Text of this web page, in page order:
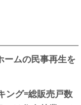
ームの民事再生を
ング=総販売戸数